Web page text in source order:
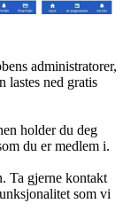
administratorer,
lastes ned gratis
holder du deg
du er medlem i.
Ta gjerne kontakt
som vi